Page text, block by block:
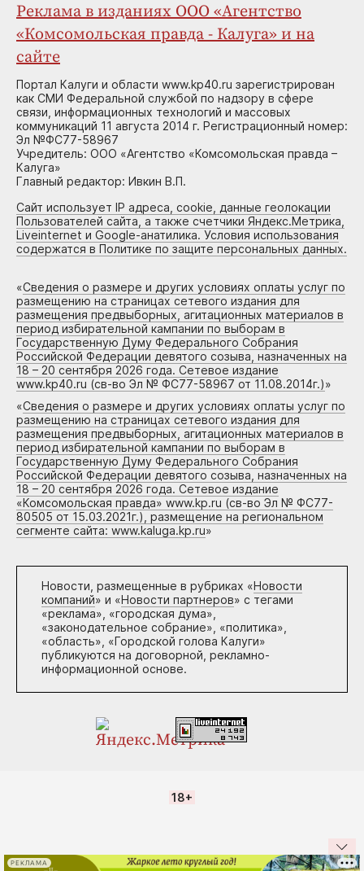
Реклама в изданиях ООО «Агентство
«Комсомольская правда - Калуга» и на
сайте
Портал Калуги и области www.kp40.ru зарегистрирован
как СМИ Федеральной службой по надзору в сфере
связи, информационных технологий и массовых
коммуникаций 11 августа 2014 г. Регистрационный номер:
Эл №ФС77-58967
Учредитель: ООО «Агентство «Комсомольская правда –
Калуга»
Главный редактор: Ивкин В.П.
Сайт использует IP адреса, cookie, данные геолокации
Пользователей сайта, а также счетчики Яндекс.Метрика,
Liveinternet и Google-анатилика. Условия использования
содержатся в Политике по защите персональных данных.
«Сведения о размере и других условиях оплаты услуг по
размещению на страницах сетевого издания для
размещения предвыборных, агитационных материалов в
период избирательной кампании по выборам в
Государственную Думу Федерального Собрания
Российской Федерации девятого созыва, назначенных на
18 – 20 сентября 2026 года. Сетевое издание
www.kp40.ru (св-во Эл № ФС77-58967 от 11.08.2014г.)»
«Сведения о размере и других условиях оплаты услуг по
размещению на страницах сетевого издания для
размещения предвыборных, агитационных материалов в
период избирательной кампании по выборам в
Государственную Думу Федерального Собрания
Российской Федерации девятого созыва, назначенных на
18 – 20 сентября 2026 года. Сетевое издание
«Комсомольская правда» www.kp.ru (св-во Эл № ФС77-
80505 от 15.03.2021г.), размещение на региональном
сегменте сайта: www.kaluga.kp.ru»
Новости, размещенные в рубриках «Новости
компаний» и «Новости партнеров» с тегами
«реклама», «городская дума»,
«законодательное собрание», «политика»,
«область», «Городской голова Калуги»
публикуются на договорной, рекламно-
информационной основе.
18+
РЕКЛАМА